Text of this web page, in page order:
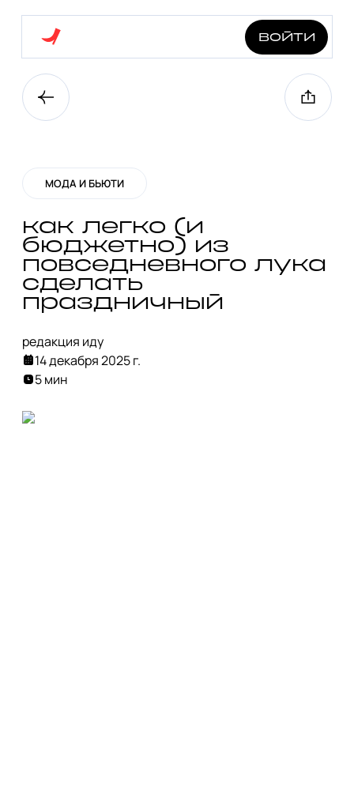
войти
МОДА И БЬЮТИ
как легко (и
бюджетно) из
повседневного лука
сделать
праздничный
редакция иду
14 декабря 2025 г.
5 мин